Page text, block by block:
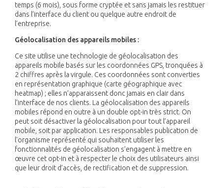
temps (6 mois), sous forme cryptée et sans jamais les restituer
dans l’interface du client ou quelque autre endroit de
l’entreprise.
Géolocalisation des appareils mobiles :
Ce site utilise une technologie de géolocalisation des
appareils mobile basés sur les coordonnées GPS, tronquées à
2 chiffres après la virgule. Ces coordonnées sont converties
en représentation graphique (carte géographique avec
heatmap) ; elles n’apparaissent donc jamais en clair dans
l’interface de nos clients. La géolocalisation des appareils
mobiles répond en outre à un double opt-in très strict. On
peut soit désactiver la géolocalisation pour tout l’appareil
mobile, soit par application. Les responsables publication de
l'organisme représenté qui souhaitent utiliser les
fonctionnalités de géolocalisation s’engagent à mettre en
œuvre cet opt-in et à respecter le choix des utilisateurs ainsi
que leur droit d’accès, de rectification et de suppression.